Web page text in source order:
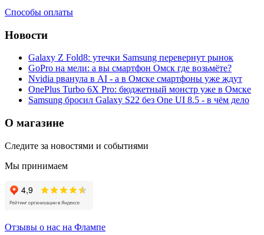
Способы оплаты
Новости
Galaxy Z Fold8: утечки Samsung перевернут рынок
GoPro на мели: а вы смартфон Омск где возьмёте?
Nvidia рванула в AI - а в Омске смартфоны уже ждут
OnePlus Turbo 6X Pro: бюджетный монстр уже в Омске
Samsung бросил Galaxy S22 без One UI 8.5 - в чём дело
О магазине
Следите за новостями и событиями
Мы принимаем
Отзывы о нас на Флампе